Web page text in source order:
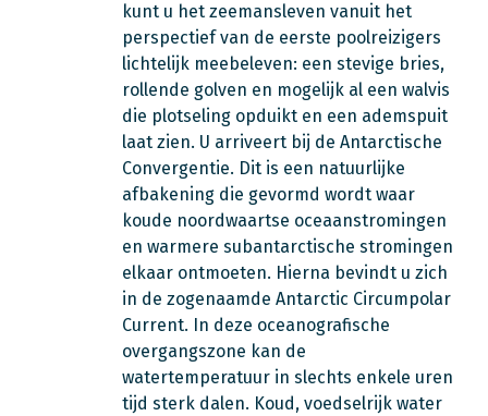
kunt u het zeemansleven vanuit het
perspectief van de eerste poolreizigers
lichtelijk meebeleven: een stevige bries,
rollende golven en mogelijk al een walvis
die plotseling opduikt en een ademspuit
laat zien. U arriveert bij de Antarctische
Convergentie. Dit is een natuurlijke
afbakening die gevormd wordt waar
koude noordwaartse oceaanstromingen
en warmere subantarctische stromingen
elkaar ontmoeten. Hierna bevindt u zich
in de zogenaamde Antarctic Circumpolar
Current. In deze oceanografische
overgangszone kan de
watertemperatuur in slechts enkele uren
tijd sterk dalen. Koud, voedselrijk water